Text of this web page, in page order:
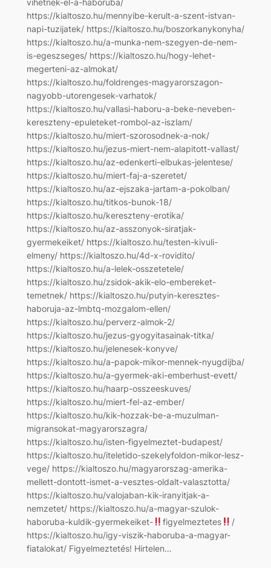
vihetnek-el-a-haboruba/
https://kialtoszo.hu/mennyibe-kerult-a-szent-istvan-
napi-tuzijatek/ https://kialtoszo.hu/boszorkanykonyha/
https://kialtoszo.hu/a-munka-nem-szegyen-de-nem-
is-egeszseges/ https://kialtoszo.hu/hogy-lehet-
megerteni-az-almokat/
https://kialtoszo.hu/foldrenges-magyarorszagon-
nagyobb-utorengesek-varhatok/
https://kialtoszo.hu/vallasi-haboru-a-beke-neveben-
kereszteny-epuleteket-rombol-az-iszlam/
https://kialtoszo.hu/miert-szorosodnek-a-nok/
https://kialtoszo.hu/jezus-miert-nem-alapitott-vallast/
https://kialtoszo.hu/az-edenkerti-elbukas-jelentese/
https://kialtoszo.hu/miert-faj-a-szeretet/
https://kialtoszo.hu/az-ejszaka-jartam-a-pokolban/
https://kialtoszo.hu/titkos-bunok-18/
https://kialtoszo.hu/kereszteny-erotika/
https://kialtoszo.hu/az-asszonyok-siratjak-
gyermekeiket/ https://kialtoszo.hu/testen-kivuli-
elmeny/ https://kialtoszo.hu/4d-x-rovidito/
https://kialtoszo.hu/a-lelek-osszetetele/
https://kialtoszo.hu/zsidok-akik-elo-embereket-
temetnek/ https://kialtoszo.hu/putyin-keresztes-
haboruja-az-lmbtq-mozgalom-ellen/
https://kialtoszo.hu/perverz-almok-2/
https://kialtoszo.hu/jezus-gyogyitasainak-titka/
https://kialtoszo.hu/jelenesek-konyve/
https://kialtoszo.hu/a-papok-mikor-mennek-nyugdijba/
https://kialtoszo.hu/a-gyermek-aki-emberhust-evett/
https://kialtoszo.hu/haarp-osszeeskuves/
https://kialtoszo.hu/miert-fel-az-ember/
https://kialtoszo.hu/kik-hozzak-be-a-muzulman-
migransokat-magyarorszagra/
https://kialtoszo.hu/isten-figyelmeztet-budapest/
https://kialtoszo.hu/iteletido-szekelyfoldon-mikor-lesz-
vege/ https://kialtoszo.hu/magyarorszag-amerika-
mellett-dontott-ismet-a-vesztes-oldalt-valasztotta/
https://kialtoszo.hu/valojaban-kik-iranyitjak-a-
nemzetet/ https://kialtoszo.hu/a-magyar-szulok-
haboruba-kuldik-gyermekeiket-
figyelmeztetes
/
https://kialtoszo.hu/igy-viszik-haboruba-a-magyar-
fiatalokat/ Figyelmeztetés! Hirtelen…